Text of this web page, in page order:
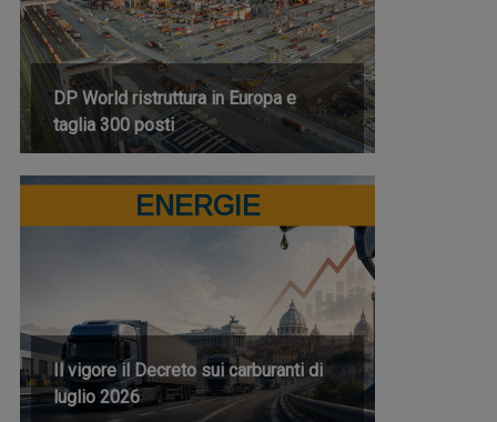
DP World ristruttura in Europa e
taglia 300 posti
ENERGIE
Il vigore il Decreto sui carburanti di
luglio 2026